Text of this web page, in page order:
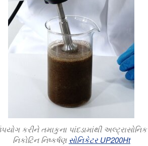
કરીને તમાકુના પાંદડામાંથી અલ્ટ્રાસોનિક
નિકોટિન નિષ્કર્ષણ સોનિકેટર UP200Ht